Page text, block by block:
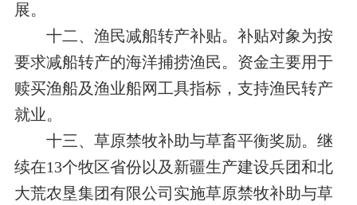
展。
十二、渔民减船转产补贴。补贴对象为按
要求减船转产的海洋捕捞渔民。资金主要用于
赎买渔船及渔业船网工具指标，支持渔民转产
就业。
十三、草原禁牧补助与草畜平衡奖励。继
续在13个牧区省份以及新疆生产建设兵团和北
大荒农垦集团有限公司实施草原禁牧补助与草